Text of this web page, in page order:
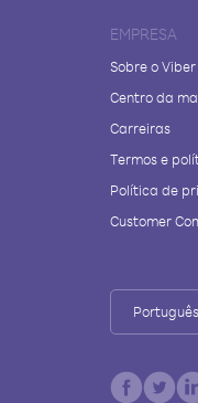
EMPRESA
Sobre o Viber
Centro da
Carreiras
Termos e
Política de
Customer
Português